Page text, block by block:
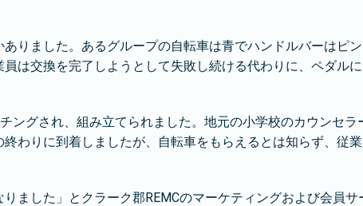
りました。あるグループの自転車は青でハンドルバーはピ
は交換を完了しようとして失敗し続ける代わりに、ペダルに
ングされ、組み立てられました。地元の小学校のカウンセ
わりに到着しましたが、自転車をもらえるとは知らず、従
りました」とクラーク郡REMCのマーケティングおよび会員